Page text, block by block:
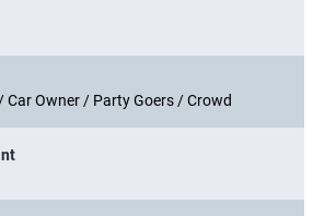
Car Owner / Party Goers / Crowd